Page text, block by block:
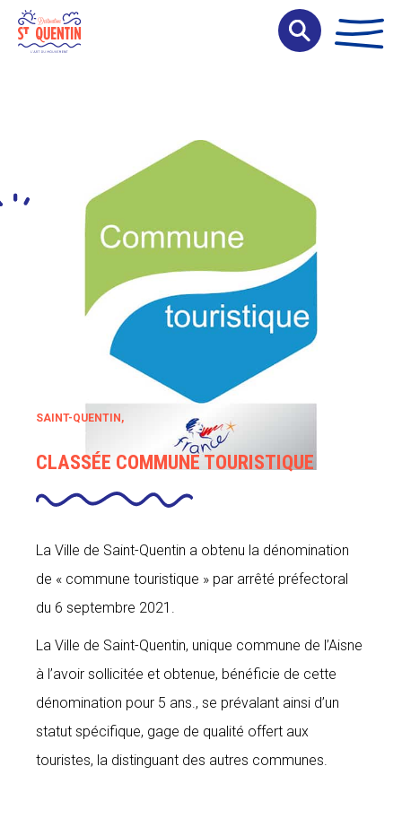
SAINT-QUENTIN,
CLASSÉE COMMUNE TOURISTIQUE
La Ville de Saint-Quentin a obtenu la dénomination
de « commune touristique » par arrêté préfectoral
du 6 septembre 2021.
La Ville de Saint-Quentin, unique commune de l’Aisne
à l’avoir sollicitée et obtenue, bénéficie de cette
dénomination pour 5 ans., se prévalant ainsi d’un
statut spécifique, gage de qualité offert aux
touristes, la distinguant des autres communes.
Panneau de gestion des cookies